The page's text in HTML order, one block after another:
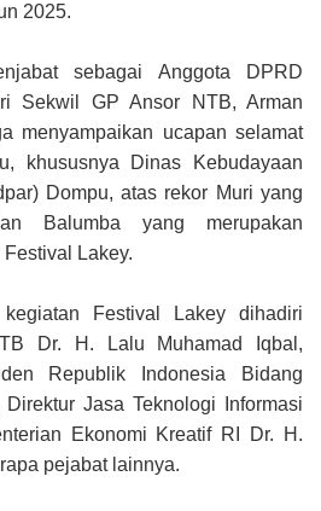
2025.
sebagai Anggota DPRD
Sekwil GP Ansor NTB, Arman
menyampaikan ucapan selamat
khususnya Dinas Kebudayaan
Dompu, atas rekor Muri yang
Balumba yang merupakan
Lakey.
Festival Lakey dihadiri
Dr. H. Lalu Muhamad Iqbal,
Republik Indonesia Bidang
Jasa Teknologi Informasi
Ekonomi Kreatif RI Dr. H.
pejabat lainnya.